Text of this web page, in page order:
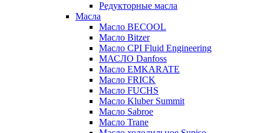
Редукторные масла
Масла
Масло BECOOL
Масло Bitzer
Масло CPI Fluid Engineering
МАСЛО Danfoss
Масло EMKARATE
Масло FRICK
Масло FUCHS
Масло Kluber Summit
Масло Sabroe
Масло Trane